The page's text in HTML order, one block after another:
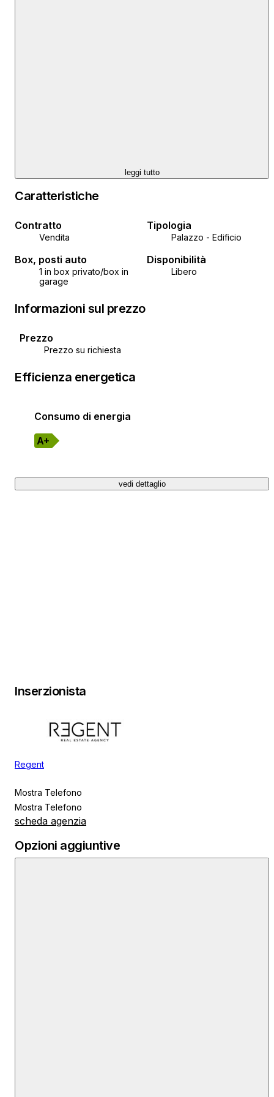
posizione. Per maggiori informazioni, non esitate a
contattarci.
leggi tutto
Caratteristiche
Contratto
Vendita
Tipologia
Palazzo - Edificio
Box, posti auto
1 in box privato/box in
garage
Disponibilità
Libero
Informazioni sul prezzo
Prezzo
Prezzo su richiesta
Efficienza energetica
Consumo di energia
A+
vedi dettaglio
Inserzionista
Regent
Mostra Telefono
Mostra Telefono
scheda agenzia
Opzioni aggiuntive